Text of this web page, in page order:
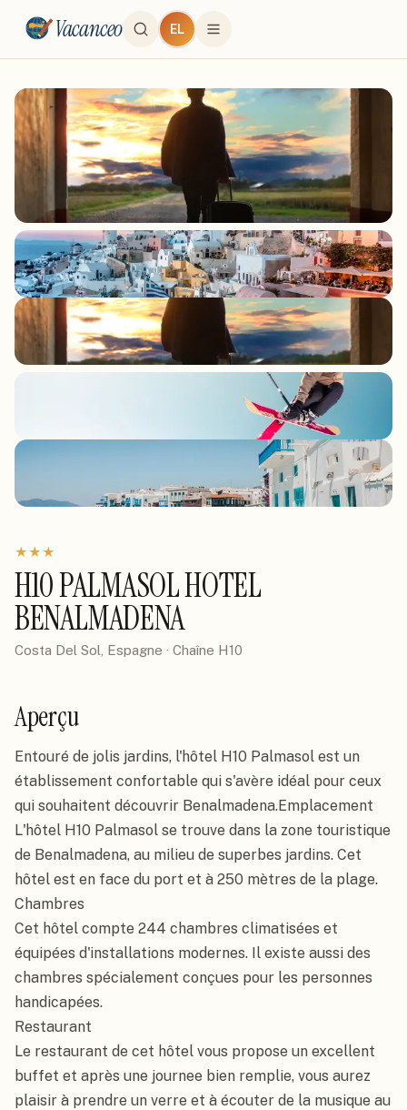
Vacanceo EL
★★★
H10 PALMASOL HOTEL
BENALMADENA
Costa Del Sol, Espagne · Chaîne H10
Aperçu
Entouré de jolis jardins, l'hôtel H10 Palmasol est un
établissement confortable qui s'avère idéal pour ceux
qui souhaitent découvrir Benalmadena.Emplacement
L'hôtel H10 Palmasol se trouve dans la zone touristique
de Benalmadena, au milieu de superbes jardins. Cet
hôtel est en face du port et à 250 mètres de la plage.
Chambres
Cet hôtel compte 244 chambres climatisées et
équipées d'installations modernes. Il existe aussi des
chambres spécialement conçues pour les personnes
handicapées.
Restaurant
Le restaurant de cet hôtel vous propose un excellent
buffet et après une journee bien remplie, vous aurez
plaisir à prendre un verre et à écouter de la musique au